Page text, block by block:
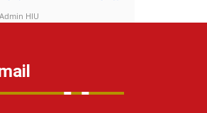
HIU